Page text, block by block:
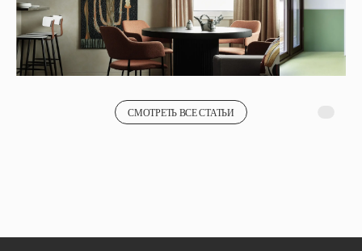
СМОТРЕТЬ ВСЕ СТАТЬИ